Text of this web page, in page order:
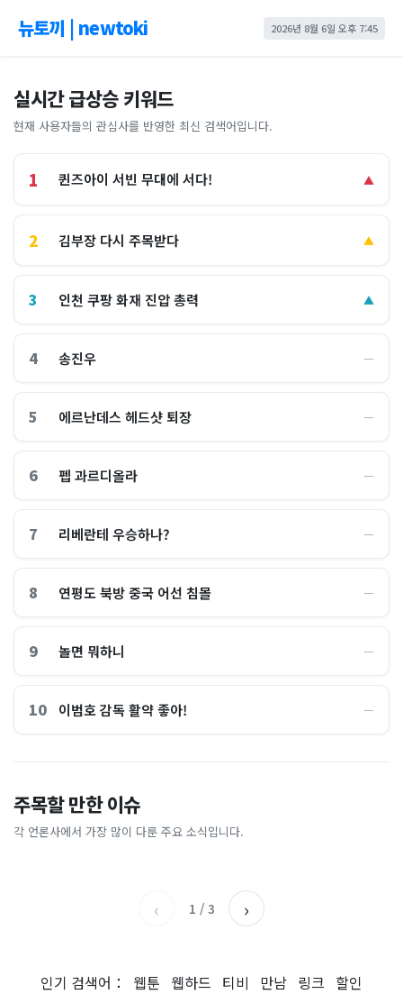
뉴토끼 | newtoki 2026년 8월 6일 오후 7:45
실시간 급상승 키워드
현재 사용자들의 관심사를 반영한 최신 검색어입니다.
1 퀸즈아이 서빈 무대에 서다! ▲
2 김부장 다시 주목받다 ▲
3 인천 쿠팡 화재 진압 총력 ▲
4 송진우 ―
5 에르난데스 헤드샷 퇴장 ―
6 펩 과르디올라 ―
7 리베란테 우승하나? ―
8 연평도 북방 중국 어선 침몰 ―
9 놀면 뭐하니 ―
10 이범호 감독 활약 좋아! ―
주목할 만한 이슈
각 언론사에서 가장 많이 다룬 주요 소식입니다.
홈플러스, 2000억원으로 '시
간'을 샀다
비즈워치
왜?매일경제
[날씨] 오늘 밤 또 내린다...내
륙 중심 최대 150mm
졌다...국산 53개 중소기업이
‹ 1 / 3 ›
인기 검색어： 웹툰 웹하드 티비 만남 링크 할인